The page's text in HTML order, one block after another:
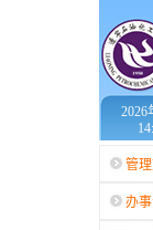
2026
管
办